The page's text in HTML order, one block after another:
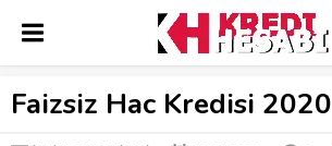
Faizsiz Hac Kredisi 2020